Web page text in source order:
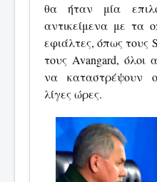
θα ήταν μία
αντικείμενα με τα
εφιάλτες, όπως τους
τους Avangard, όλοι
να καταστρέψουν
λίγες ώρες.